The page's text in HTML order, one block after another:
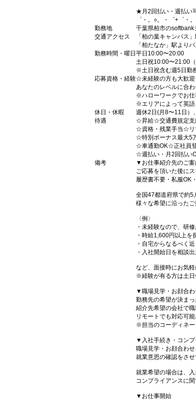
★月2回払い・週払い
゜・。○。・゜+゜・
勤務地
千葉県柏市のsoftbank
交通アクセス
「柏の葉キャンパス
「柏たなか」駅より
勤務時間・曜日 平日10:00〜20:00
土日祝10:00〜21:00
※土日祝含む週5日勤
応募資格・経験☆未経験の方も大歓
あなたのレベルに合
※ハローワークでお仕
※エリアによって英語
休日・休暇
週休2日(月8〜11日）
待遇
☆昇給☆交通費規定
☆資格・残業手当☆リ
☆特別ボーナス最大5
☆車通勤OK☆正社員
☆週払い・月2回払い
備考
▼お仕事紹介先のご案
ご応募を頂いた後にス
履歴書不要・私服OK
全国47都道府県で約
様々な希望に沿ったご
〈例〉
・未経験なので、研
・時給1,600円以上を
・自宅からなるべく
・入社開始日を相談
など、面接時にお気
※経験が有る方は土
▼職場見学・お顔合わ
勤務先の希望が決まっ
紹介先希望の会社で
リモートでも対応可能
※担当のコーディネー
▼入社手続き・コン
職場見学・お顔合わ
就業意思の確認をさせ
就業希望の場合は、
コンプライアンスに
▼お仕事開始